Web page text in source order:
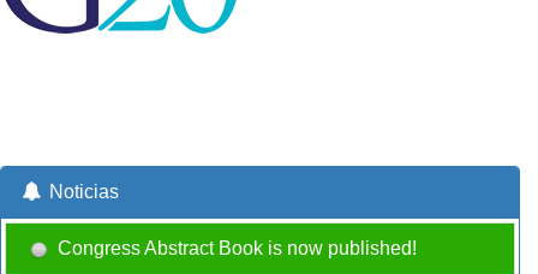
Noticias
Congress Abstract Book is now published!